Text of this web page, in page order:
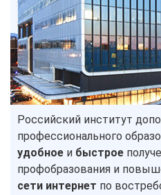
Российский институт
профессионального
удобное и быстрое
профобразования и
сети интернет по